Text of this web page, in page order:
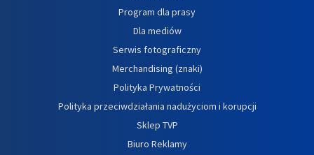
Program dla prasy
Dla mediów
Serwis fotograficzny
Merchandising (znaki)
Polityka Prywatności
Polityka przeciwdziałania nadużyciom i korupcji
Sklep TVP
Biuro Reklamy